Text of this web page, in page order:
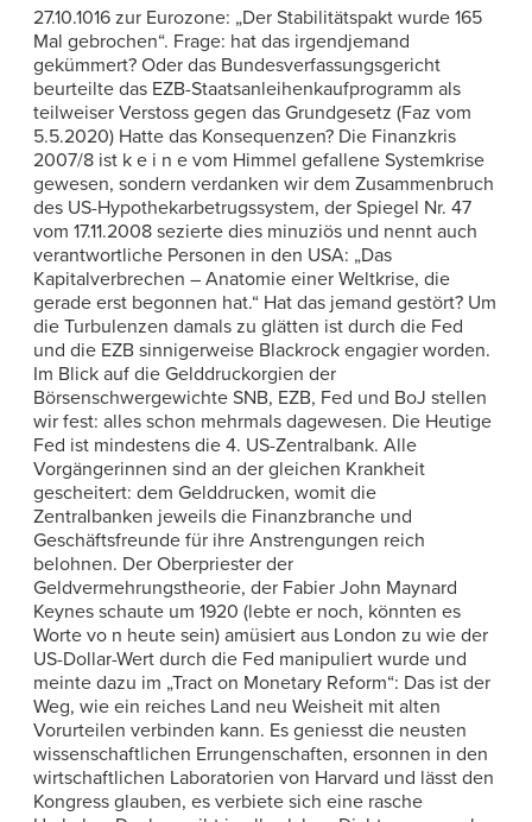
27.10.1016 zur Eurozone: „Der Stabilitätspakt wurde 165
Mal gebrochen“. Frage: hat das irgendjemand
gekümmert? Oder das Bundesverfassungsgericht
beurteilte das EZB-Staatsanleihenkaufprogramm als
teilweiser Verstoss gegen das Grundgesetz (Faz vom
5.5.2020) Hatte das Konsequenzen? Die Finanzkris
2007/8 ist k e i n e vom Himmel gefallene Systemkrise
gewesen, sondern verdanken wir dem Zusammenbruch
des US-Hypothekarbetrugssystem, der Spiegel Nr. 47
vom 17.11.2008 sezierte dies minuziös und nennt auch
verantwortliche Personen in den USA: „Das
Kapitalverbrechen – Anatomie einer Weltkrise, die
gerade erst begonnen hat.“ Hat das jemand gestört? Um
die Turbulenzen damals zu glätten ist durch die Fed
und die EZB sinnigerweise Blackrock engagier worden.
Im Blick auf die Gelddruckorgien der
Börsenschwergewichte SNB, EZB, Fed und BoJ stellen
wir fest: alles schon mehrmals dagewesen. Die Heutige
Fed ist mindestens die 4. US-Zentralbank. Alle
Vorgängerinnen sind an der gleichen Krankheit
gescheitert: dem Gelddrucken, womit die
Zentralbanken jeweils die Finanzbranche und
Geschäftsfreunde für ihre Anstrengungen reich
belohnen. Der Oberpriester der
Geldvermehrungstheorie, der Fabier John Maynard
Keynes schaute um 1920 (lebte er noch, könnten es
Worte vo n heute sein) amüsiert aus London zu wie der
US-Dollar-Wert durch die Fed manipuliert wurde und
meinte dazu im „Tract on Monetary Reform“: Das ist der
Weg, wie ein reiches Land neu Weisheit mit alten
Vorurteilen verbinden kann. Es geniesst die neusten
wissenschaftlichen Errungenschaften, ersonnen in den
wirtschaftlichen Laboratorien von Harvard und lässt den
Kongress glauben, es verbiete sich eine rasche